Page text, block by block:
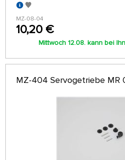
MZ-08-04
10,20 €
Mittwoch 12.08. kann bei
MZ-404 Servogetriebe MR